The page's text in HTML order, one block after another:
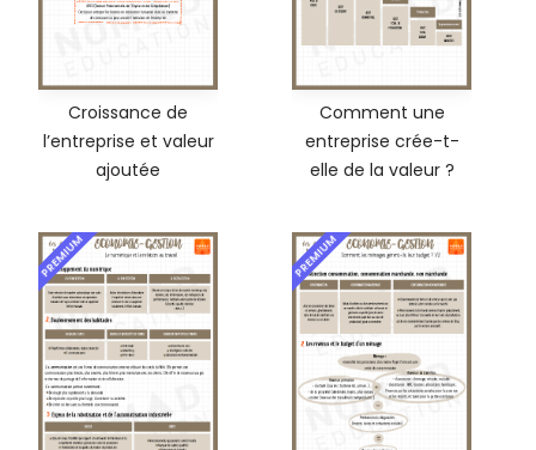
Croissance de
l’entreprise et valeur
ajoutée
Comment une
entreprise crée-t-
elle de la valeur ?
PREMIUM PREMIUM